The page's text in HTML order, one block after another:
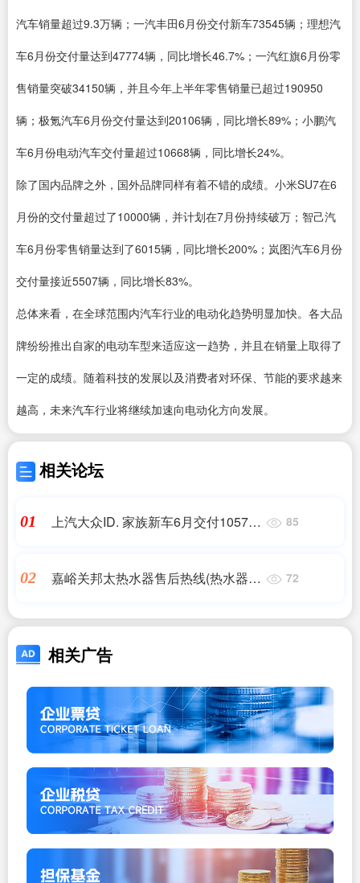
汽车销量超过9.3万辆；一汽丰田6月份交付新车73545辆；理想汽
车6月份交付量达到47774辆，同比增长46.7%；一汽红旗6月份零
售销量突破34150辆，并且今年上半年零售销量已超过190950
辆；极氪汽车6月份交付量达到20106辆，同比增长89%；小鹏汽
车6月份电动汽车交付量超过10668辆，同比增长24%。
除了国内品牌之外，国外品牌同样有着不错的成绩。小米SU7在6
月份的交付量超过了10000辆，并计划在7月份持续破万；智己汽
车6月份零售销量达到了6015辆，同比增长200%；岚图汽车6月份
交付量接近5507辆，同比增长83%。
总体来看，在全球范围内汽车行业的电动化趋势明显加快。各大品
牌纷纷推出自家的电动车型来适应这一趋势，并且在销量上取得了
一定的成绩。随着科技的发展以及消费者对环保、节能的要求越来
越高，未来汽车行业将继续加速向电动化方向发展。
相关论坛
01
上汽大众ID. 家族新车6月交付10572
85
02
嘉峪关邦太热水器售后热线(热水器售
72
相关广告